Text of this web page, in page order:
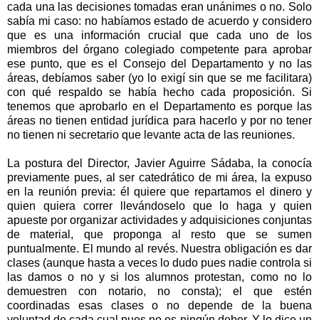
cada una las decisiones tomadas eran unánimes o no. Solo
sabía mi caso: no habíamos estado de acuerdo y considero
que es una información crucial que cada uno de los
miembros del órgano colegiado competente para aprobar
ese punto, que es el Consejo del Departamento y no las
áreas, debíamos saber (yo lo exigí sin que se me facilitara)
con qué respaldo se había hecho cada proposición. Si
tenemos que aprobarlo en el Departamento es porque las
áreas no tienen entidad jurídica para hacerlo y por no tener
no tienen ni secretario que levante acta de las reuniones.
La postura del Director, Javier Aguirre Sádaba, la conocía
previamente pues, al ser catedrático de mi área, la expuso
en la reunión previa: él quiere que repartamos el dinero y
quien quiera correr llevándoselo que lo haga y quien
apueste por organizar actividades y adquisiciones conjuntas
de material, que proponga al resto que se sumen
puntualmente. El mundo al revés. Nuestra obligación es dar
clases (aunque hasta a veces lo dudo pues nadie controla si
las damos o no y si los alumnos protestan, como no lo
demuestren con notario, no consta); el que estén
coordinadas esas clases o no depende de la buena